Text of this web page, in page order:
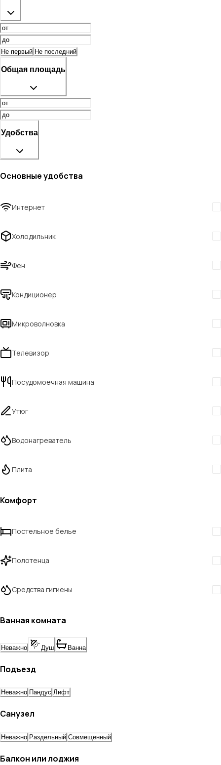
Не первый Не последний
Общая площадь
Удобства
Основные удобства
Интернет
Холодильник
Фен
Кондиционер
Микроволновка
Телевизор
Посудомоечная машина
Утюг
Водонагреватель
Плита
Комфорт
Постельное белье
Полотенца
Средства гигиены
Ванная комната
Неважно Душ Ванна
Подъезд
Неважно Пандус Лифт
Санузел
Неважно Раздельный Совмещенный
Балкон или лоджия